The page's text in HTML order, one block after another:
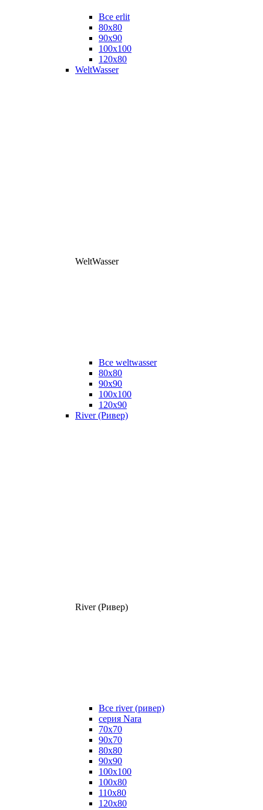
Все erlit
80x80
90x90
100x100
120x80
WeltWasser
WeltWasser
Все weltwasser
80x80
90x90
100x100
120x90
River (Ривер)
River (Ривер)
Все river (ривер)
серия Nara
70х70
90х70
80x80
90x90
100x100
100х80
110х80
120x80